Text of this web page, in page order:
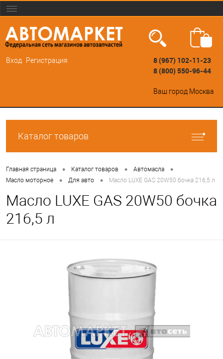
Вход Регистрация
8 (967) 102-11-23
8 (800) 550-96-44
Ваш город Москва
Каталог товаров
Главная страница • Каталог товаров • Автомасла •
Масло моторное • Для авто • Масло LUXE GAS 20W50 бочка 216,5 л
Масло LUXE GAS 20W50 бочка
216,5 л